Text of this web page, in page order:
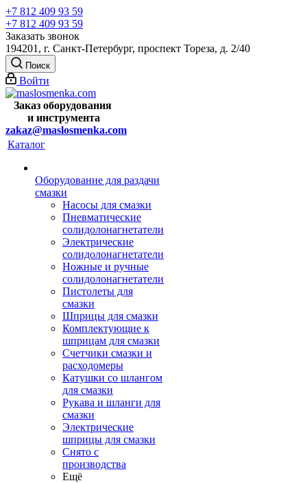
+7 812 409 93 59
+7 812 409 93 59
Заказать звонок
194201, г. Санкт-Петербург, проспект Тореза, д. 2/40
Поиск
Войти
Заказ оборудования
и инструмента
zakaz@maslosmenka.com
Каталог
Оборудование для раздачи
смазки
Насосы для смазки
Пневматические
солидолонагнетатели
Электрические
солидолонагнетатели
Ножные и ручные
солидолонагнетатели
Пистолеты для
смазки
Шприцы для смазки
Комплектующие к
шприцам для смазки
Счетчики смазки и
расходомеры
Катушки со шлангом
для смазки
Рукава и шланги для
смазки
Электрические
шприцы для смазки
Снято с
производства
Ещё